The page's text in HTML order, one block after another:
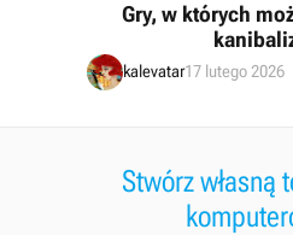
Gry, w których
kalevatar17 lutego 2026
Stwórz własną